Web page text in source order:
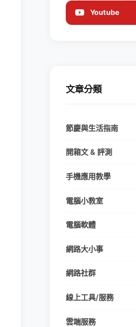
Youtube
文章分類
節慶與生活指南
開箱文 & 評測
手機應用教學
電腦小教室
電腦軟體
網路大小事
網路社群
線上工具/服務
雲端服務